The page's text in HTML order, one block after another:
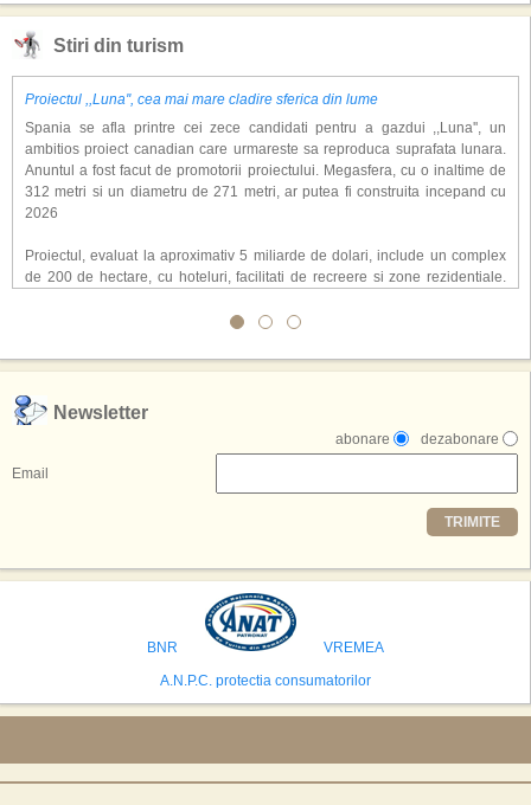
Stiri din turism
Proiectul ,,Luna'', cea mai mare cladire sferica din lume
Spania se afla printre cei zece candidati pentru a gazdui ,,Luna'', un
ambitios proiect canadian care urmareste sa reproduca suprafata lunara.
Anuntul a fost facut de promotorii proiectului. Megasfera, cu o inaltime de
312 metri si un diametru de 271 metri, ar putea fi construita incepand cu
2026
Proiectul, evaluat la aproximativ 5 miliarde de dolari, include un complex
de 200 de hectare, cu hoteluri, facilitati de recreere si zone rezidentiale.
atragerea a pana la 10 milioane de turisti anual. �Luna� ar putea deveni
exclusiv simularea suprafetei lunare.
,,Credem ca exista sanse mari sa anuntam nu doar o locatie, ci poate mai
multe'', a declarat Michael R. Henderson, cofondator al Moon World
Resorts, citat de Gulf News. Potrivit acestuia, 2026 ar putea deveni un an
decisiv pentru reali zarea proiectului.
Printre celelalte tari care concureaza pentru a gazdui aceasta constructie
se numara Australia, Brazilia, China, Egipt, India, Polonia, Thailanda,
avea cele mai mari sanse de a castiga licitatia. Totusi, Spania, care se
preconizeaza ca va deveni a doua cea mai vizitata tara din lume in 2025,
isi bazeaza oferta pe infrastructura turistica solida si capacitatea hoteliera."
Newsletter
dezabonare
abonare
Email
TRIMITE
BNR
VREMEA
A.N.P.C. protectia consumatorilor